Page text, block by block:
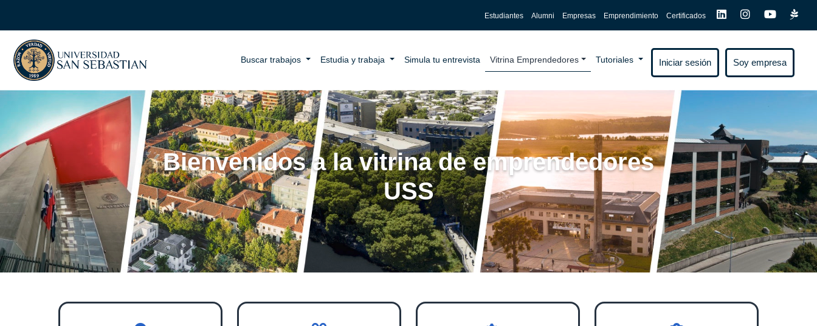
Estudiantes Alumni Empresas Emprendimiento Certificados
Buscar trabajos Estudia y trabaja Simula tu entrevista Vitrina Emprendedores Tutoriales Iniciar sesión Soy empresa
Bienvenidos a la vitrina de emprendedores
USS